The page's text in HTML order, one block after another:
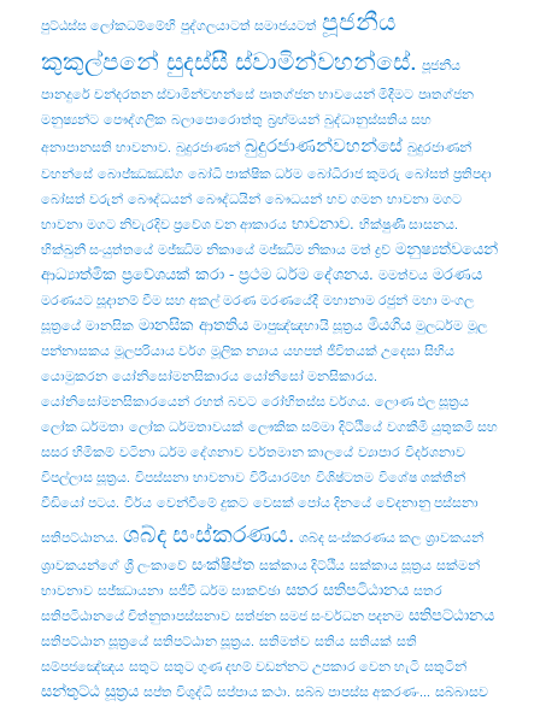
පුට්ඨස්ස ලෝකධම්මේහි පුද්ගලයාටත් සමාජයටත් පූජනීය
කුකුල්පනේ සුදස්සී ස්වාමින්වහන්සේ. පූජනීය
පානදුරේ චන්දරතන ස්වාමින්වහන්සේ පෘතග්ජන භාවයෙන් මිදීමට පෘතග්ජන
මනුෂ්‍යන්ට පෞද්ගලික බලාපොරොත්තු බ්‍රහ්මයන් බුද්ධානුස්සතිය සහ
අනාපානසති භාවනාව. බුදුරජාණන් බුදුරජාණන්වහන්සේ බුදුරජාණන්
වහන්සේ බොජ‍්ඣඣඞ‍්ග බෝධි පාක්ෂික ධර්ම බෝධිරාජ කුමරු බෝසත් ප්‍රතිපදා
බෝසත් වරුන් බෞද්ධයන් බෞද්ධයින් බෞධයන් භව ගමන භාවනා මගට
භාවනා මගට නිවැරදිව ප්‍රවේශ වන ආකාරය භාවනාව. භික්ෂුණී සාසනය.
භික්‌ඛුනී සංයුත්‌තයේ මජ්ඣිම නිකායේ මජ්‌ඣිම නිකාය මත් ද්‍රව්‍ මනුෂ්‍යත්වයෙන්
ආධ්‍යාත්මික ප්‍රවේශයක් කරා - ප්‍රථම ධර්ම දේශනය. මමත්වය මරණය
මරණයට සූදානම් වීම සහ අකල් මරණ මරණයේදී මහානාම රජුන් මහා මංගල
සූත්‍රයේ මානසික මානසික ආතතිය මාපුඤ්ඤභායි සූත්‍රය මියගිය මුලධර්ම මූල
පන්නාසකය මූලපරියාය වර්ග මූලික න්‍යාය යහපත් ජීවිතයක් උදෙසා සිහිය
යොමුකරන යෝනිසෝමනසිකාරය යෝනිසෝ මනසිකාරය.
යෝනිසෝමනසිකාරයෙන් රහත් බවට රෝහිතස්‌ස වර්ගය. ලොණ ඵල සූත්‍රය
ලෝක ධර්මතා ලෝක ධර්මතාවයක් ලෞකික සම්මා දිට්ඨියේ වගකීමි යුතුකමි සහ
සසර හිමිකම් වටිනා ධර්ම දේශනාව වර්තමාන කාලයේ ව්‍යාපාර විදර්ශනාව
විපල්‌ලාස සූත්‍රය. විපස්සනා භාවනාව විරීයාරම්භ විශිෂ්ටතම විශේෂ ශක්තීන්
වීඩියෝ පටය. වීර්ය වෙන්වීමේ දුකට වෙසක් පෝය දිනයේ වේදනානු පස්සනා
සතිපට්ඨානය. ශබ්ද සංස්කරණය. ශබ්ද සංස්කරණය කල ශ්‍රාවකයන්
ශ්‍රාවකයන්ගේ ශ්‍රී ලංකාවේ සංක්ෂිප්ත සක්කාය දිට්ඨිය සක්කාය සූත්‍රය සක්මන්
භාවනාව සජ්ඣායනා සජීවී ධර්ම සාකච්ඡා සතර සතිපටිඨානය සතර
සතිපටිඨානයේ චිත්නුතාපස්සනාව සත්ජන සමජ සංවර්ධන පදනම සතිපට්ඨානය
සතිපට්ඨාන සූත්‍රයේ සතිපට්‌ඨාන සූත්‍රය. සතිමත්ව සතිය සතියක් සති
සම්පජඤේඤය සතුට සතුට ගුණ දහම් වඩන්නට උපකාර වෙන හැටි සතුටින්
සන්තුට්ඨ සූත්‍රය සප්ත විශුද්ධි සප්පාය කථා. සබ්බ පාපස්ස අකරණං... සබ්බාසව